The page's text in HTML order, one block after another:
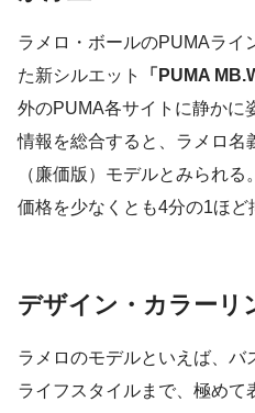
ラメロ・ボールのPUMAライ
た新シルエット
「PUMA
外のPUMA各サイトに静かに
情報を総合すると、ラメロ名
（廉価版）モデルとみられ
価格を少なくとも4分の1ほど
デザイン・カラーリ
ラメロのモデルといえば、バ
ライフスタイルまで、極め